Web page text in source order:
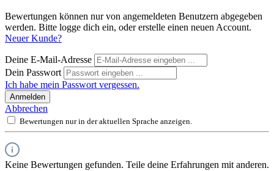
Bewertungen können nur von angemeldeten Benutzern abgegeben
werden. Bitte logge dich ein, oder erstelle einen neuen Account.
Neuer Kunde?
Deine E-Mail-Adresse
Dein Passwort
Ich habe mein Passwort vergessen.
Anmelden
Abbrechen
Bewertungen nur in der aktuellen Sprache anzeigen.
Keine Bewertungen gefunden. Teile deine Erfahrungen mit anderen.